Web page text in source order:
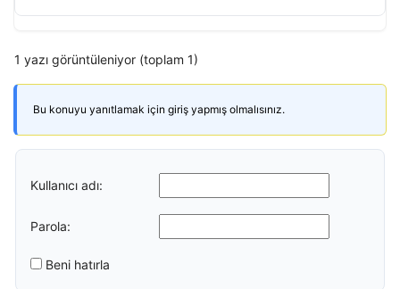
1 yazı görüntüleniyor (toplam 1)
Bu konuyu yanıtlamak için giriş yapmış olmalısınız.
Kullanıcı adı:
Parola:
Beni hatırla